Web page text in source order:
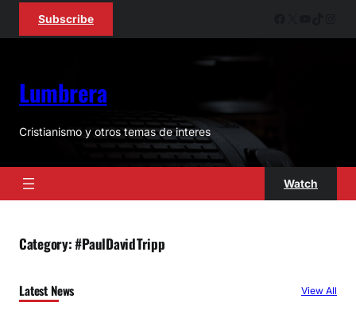
Subscribe
Lumbrera
Cristianismo y otros temas de interes
Watch
Category:#PaulDavidTripp
Latest News View All